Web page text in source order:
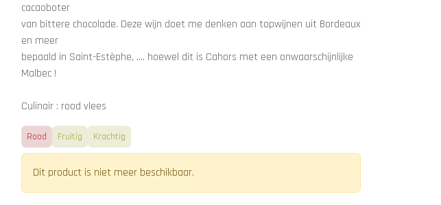
cacaoboter
van bittere chocolade. Deze wijn doet me denken aan topwijnen uit Bordeaux
en meer
bepaald in Saint-Estèphe, .... hoewel dit is Cahors met een onwaarschijnlijke
Malbec !
Culinair : rood vlees
Rood Fruitig Krachtig
Dit product is niet meer beschikbaar.